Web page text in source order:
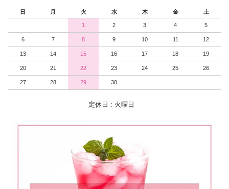
日 月 火 水 木 金 土
1 2 3 4 5
6 7 8 9 10 11 12
13 14 15 16 17 18 19
20 21 22 23 24 25 26
27 28 29 30
定休日 : 火曜日